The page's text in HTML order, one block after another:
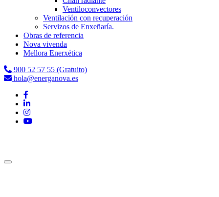
Ventiloconvectores
Ventilación con recuperación
Servizos de Enxeñaría.
Obras de referencia
Nova vivenda
Mellora Enerxética
900 52 57 55 (Gratuito)
hola@energanova.es